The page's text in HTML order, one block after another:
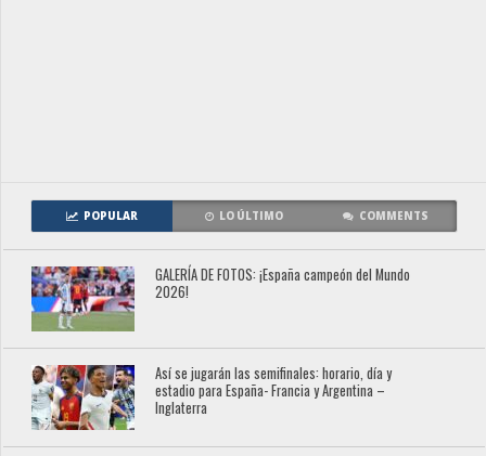
POPULAR LO ÚLTIMO COMMENTS
GALERÍA DE FOTOS: ¡España campeón del Mundo
2026!
Así se jugarán las semifinales: horario, día y
estadio para España- Francia y Argentina –
Inglaterra